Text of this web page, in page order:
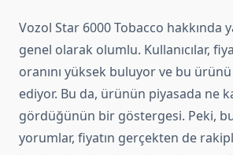
Vozol Star 6000 Tobacco hakkında
genel olarak olumlu. Kullanıcılar,
oranını yüksek buluyor ve bu ürünü
ediyor. Bu da, ürünün piyasada ne
gördüğünün bir göstergesi. Peki,
yorumlar, fiyatın gerçekten de